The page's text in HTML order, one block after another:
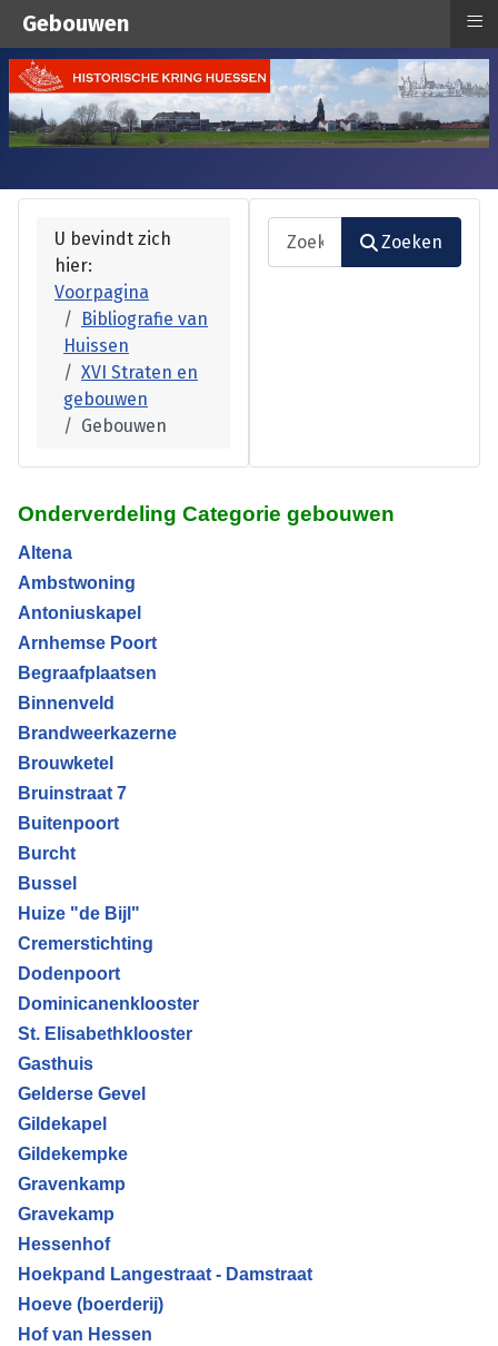
U bevindt zich
hier:
Voorpagina
Bibliografie van
Huissen
XVI Straten en
gebouwen
Gebouwen
Zoeken
Zoeken
Onderverdeling Categorie gebouwen
Altena
Ambstwoning
Antoniuskapel
Arnhemse Poort
Begraafplaatsen
Binnenveld
Brandweerkazerne
Brouwketel
Bruinstraat 7
Buitenpoort
Burcht
Bussel
Huize "de Bijl"
Cremerstichting
Dodenpoort
Dominicanenklooster
St. Elisabethklooster
Gasthuis
Gelderse Gevel
Gildekapel
Gildekempke
Gravenkamp
Gravekamp
Hessenhof
Hoekpand Langestraat - Damstraat
Hoeve (boerderij)
Hof van Hessen
Gebouwen ≡